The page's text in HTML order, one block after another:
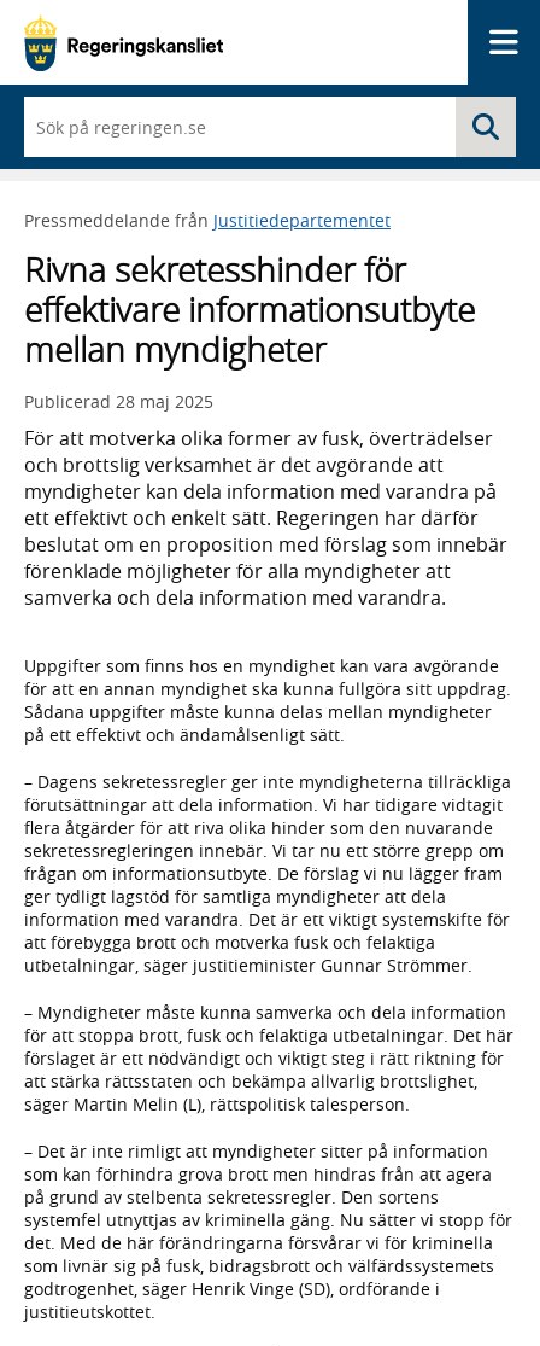
du
börjar
skriva
framträder
lista
med
sökförslag
Pressmeddelande från Justitiedepartementet
Rivna sekretesshinder för
effektivare informationsutbyte
mellan myndigheter
Publicerad 28 maj 2025
För att motverka olika former av fusk, överträdelser
och brottslig verksamhet är det avgörande att
myndigheter kan dela information med varandra på
ett effektivt och enkelt sätt. Regeringen har därför
beslutat om en proposition med förslag som innebär
förenklade möjligheter för alla myndigheter att
samverka och dela information med varandra.
Uppgifter som finns hos en myndighet kan vara avgörande
för att en annan myndighet ska kunna fullgöra sitt uppdrag.
Sådana uppgifter måste kunna delas mellan myndigheter
på ett effektivt och ändamålsenligt sätt.
– Dagens sekretessregler ger inte myndig­heterna tillräckliga
förutsättningar att dela information. Vi har tidigare vidtagit
flera ­åtgärder för att riva olika hinder som den nuvarande
sekretessregleringen innebär. Vi tar nu ett större grepp om
frågan om informationsutbyte. De förslag vi nu lägger fram
ger tydligt lagstöd för samtliga myndigheter att dela
information med varandra. Det är ett viktigt systemskifte för
att förebygga brott och motverka fusk och felaktiga
utbetalningar, säger justitieminister Gunnar Strömmer.
– Myndigheter måste kunna samverka och dela information
för att stoppa brott, fusk och felaktiga utbetalningar. Det här
förslaget är ett nödvändigt och viktigt steg i rätt riktning för
att stärka rättsstaten och bekämpa allvarlig brottslighet,
säger Martin Melin (L), rättspolitisk talesperson.
– Det är inte rimligt att myndigheter sitter på information
som kan förhindra grova brott men hindras från att agera
på grund av stelbenta sekretessregler. Den sortens
systemfel utnyttjas av kriminella gäng. Nu sätter vi stopp för
det. Med de här förändringarna försvårar vi för kriminella
som livnär sig på fusk, bidragsbrott och välfärdssystemets
godtrogenhet, säger Henrik Vinge (SD), ordförande i
justitieutskottet.